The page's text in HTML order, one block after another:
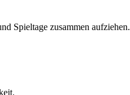
Spieltage zusammen aufziehen.